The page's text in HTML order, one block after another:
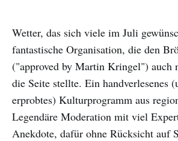
Wetter, das sich viele im Juli
fantastische Organisation, die den
("approved by Martin Kringel") auch
die Seite stellte. Ein handverlesenes
erprobtes) Kulturprogramm aus
Legendäre Moderation mit viel
Anekdote, dafür ohne Rücksicht auf